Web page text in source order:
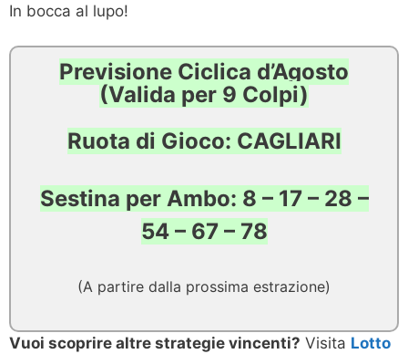
In bocca al lupo!
Previsione Ciclica d’Agosto
(Valida per 9 Colpi)
Ruota di Gioco: CAGLIARI
Sestina per Ambo: 8 – 17 – 28 –
54 – 67 – 78
(A partire dalla prossima estrazione)
Vuoi scoprire altre strategie vincenti? Visita Lotto